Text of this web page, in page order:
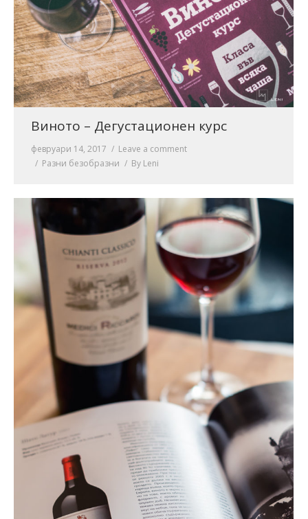
Виното – Дегустационен курс
февруари 14, 2017
Leave a comment
Разни безобразни
By Leni